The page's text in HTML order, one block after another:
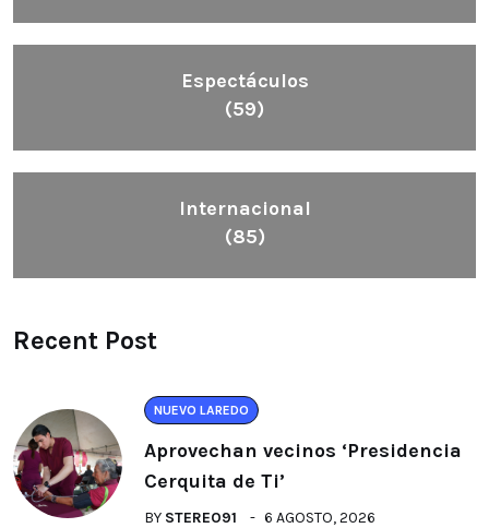
Espectáculos
(59)
Internacional
(85)
Recent Post
NUEVO LAREDO
Aprovechan vecinos ‘Presidencia
Cerquita de Ti’
BY STEREO91 6 AGOSTO, 2026